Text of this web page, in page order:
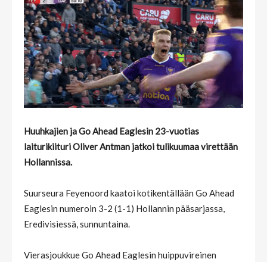
Huuhkajien ja Go Ahead Eaglesin 23-vuotias
laiturikiituri Oliver Antman jatkoi tulikuumaa virettään
Hollannissa.
Suurseura Feyenoord kaatoi kotikentällään Go Ahead
Eaglesin numeroin 3-2 (1-1) Hollannin pääsarjassa,
Eredivisiessä, sunnuntaina.
Vierasjoukkue Go Ahead Eaglesin huippuvireinen